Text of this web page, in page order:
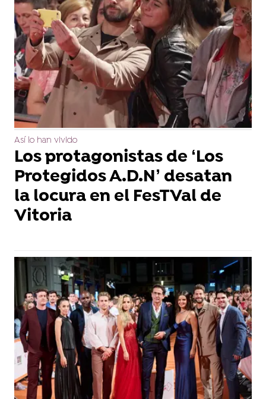
Así lo han vivido
Los protagonistas de ‘Los
Protegidos A.D.N’ desatan
la locura en el FesTVal de
Vitoria